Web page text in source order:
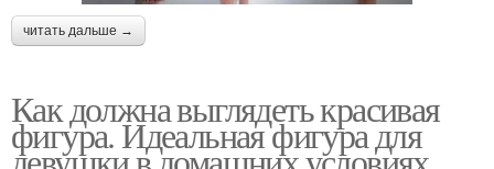
читать дальше →
Как должна выглядеть красивая
фигура. Идеальная фигура для